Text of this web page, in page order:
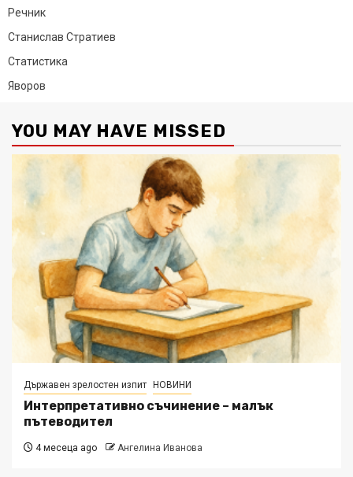
Речник
Станислав Стратиев
Статистика
Яворов
YOU MAY HAVE MISSED
Държавен зрелостен изпит НОВИНИ
Интерпретативно съчинение – малък
пътеводител
4 месеца ago Ангелина Иванова